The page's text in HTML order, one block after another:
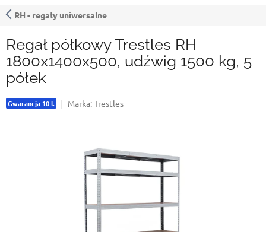
RH - regały uniwersalne
Regał półkowy Trestles RH
1800x1400x500, udźwig 1500 kg, 5
półek
Gwarancja 10 l. Marka:Trestles